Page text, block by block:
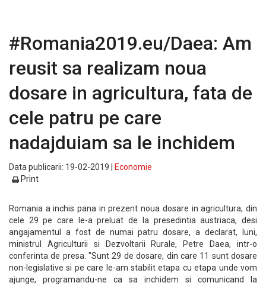
#Romania2019.eu/Daea: Am
reusit sa realizam noua
dosare in agricultura, fata de
cele patru pe care
nadajduiam sa le inchidem
Data publicarii: 19-02-2019 |
Economie
Print
Romania a inchis pana in prezent noua dosare in agricultura, din
cele 29 pe care le-a preluat de la presedintia austriaca, desi
angajamentul a fost de numai patru dosare, a declarat, luni,
ministrul Agriculturii si Dezvoltarii Rurale, Petre Daea, intr-o
conferinta de presa. "Sunt 29 de dosare, din care 11 sunt dosare
non-legislative si pe care le-am stabilit etapa cu etapa unde vom
ajunge, programandu-ne ca sa inchidem si comunicand la